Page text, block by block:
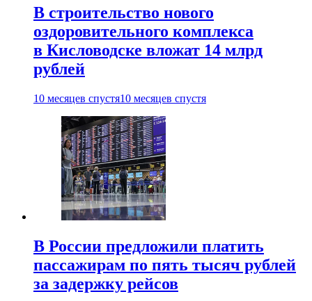
В строительство нового
оздоровительного комплекса
в Кисловодске вложат 14 млрд
рублей
10 месяцев спустя10 месяцев спустя
В России предложили платить
пассажирам по пять тысяч рублей
за задержку рейсов